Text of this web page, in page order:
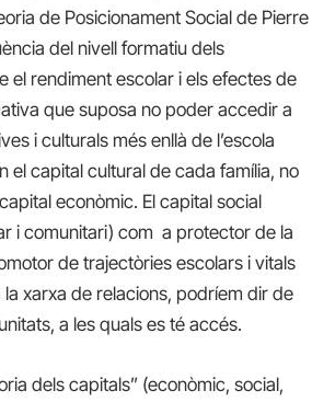
de Posicionament Social de Pierre
del nivell formatiu dels
el rendiment escolar i els efectes de
que suposa no poder accedir a
i culturals més enllà de l’escola
el capital cultural de cada família, no
econòmic. El capital social
i comunitari) com a protector de la
de trajectòries escolars i vitals
la xarxa de relacions, podríem dir de
a les quals es té accés.
dels capitals” (econòmic, social,